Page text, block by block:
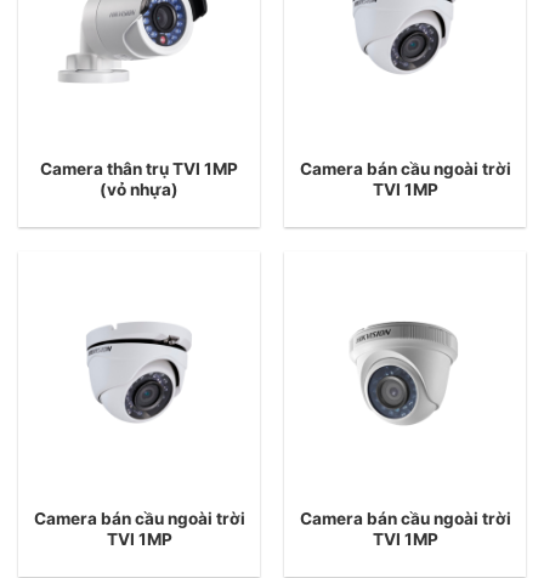
Camera thân trụ TVI 1MP
(vỏ nhựa)
Camera bán cầu ngoài trời
TVI 1MP
Camera bán cầu ngoài trời
TVI 1MP
Camera bán cầu ngoài trời
TVI 1MP